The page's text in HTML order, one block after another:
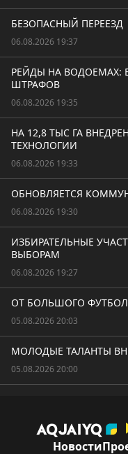
БЕЗОПАСНЫЙ ПЕРЕЕЗД
06.08.2026 19:37
РЕЙДЫ НА ВОДОЕМАХ:
ШТРАФОВ
06.08.2026 19:35
НА 12,8 ТЫС ГА
ТЕХНОЛОГИИ
06.08.2026 19:33
ОБНОВЛЯЕТСЯ
06.08.2026 19:30
ИЗБИРАТЕЛЬНЫЕ
ВЫБОРАМ
06.08.2026 19:27
ОТ БОЛЬШОГО
05.08.2026 20:03
МОЛОДЫЕ ТАЛАНТЫ
05.08.2026 20:00
Новости